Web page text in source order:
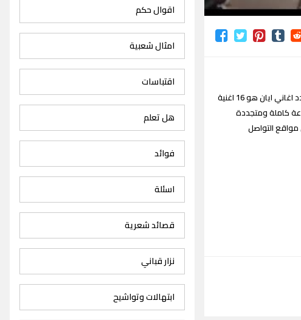
اغاني ايان : نقدم لكم زوارنا الكرام جميع اغاني ايان Iyan songs القديمة والجديدة علماً ان عدد اغاني ايان هو 16 اغنية
كاملة ومتجددة
مواقع التواصل
اقوال حكم
امثال شعبية
اقتباسات
هل تعلم
فوائد
اسئلة
قصائد شعرية
نزار قباني
ابتهالات وتواشيح